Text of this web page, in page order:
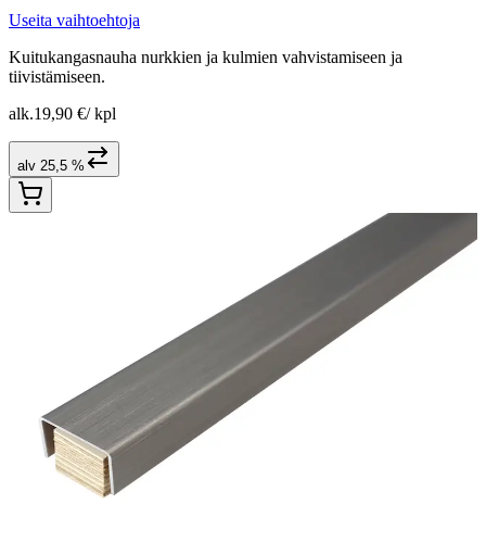
Useita vaihtoehtoja
Kuitukangasnauha nurkkien ja kulmien vahvistamiseen ja
tiivistämiseen.
alk.19,90 €/ kpl
alv 25,5 %